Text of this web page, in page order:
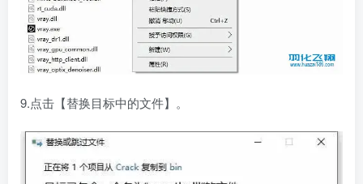
9.点击【替换目标中的文件】。